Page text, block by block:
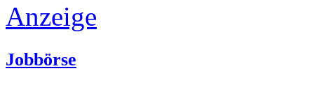
Anzeige
Jobbörse